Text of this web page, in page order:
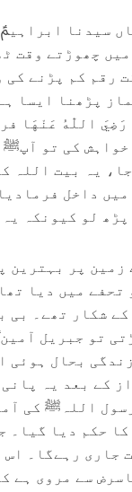
سیدنا
چھوڑتے وقت
رقم کم پڑنے کی
پڑھنا ایسا
رَضِيَ اللّٰهُ عَنْهَا
کی تو آپﷺ
یہ بیت اللہ
داخل
لو کیونکہ یہ بیت
زمین پر
تحفے میں دیا
شکار تھے۔ بی
تو جبریل
بحال ہوئی
کے بعد یہ
اللہﷺ کی
حکم دیا گیا۔
جاری رہےگا۔
سے مروی ہے